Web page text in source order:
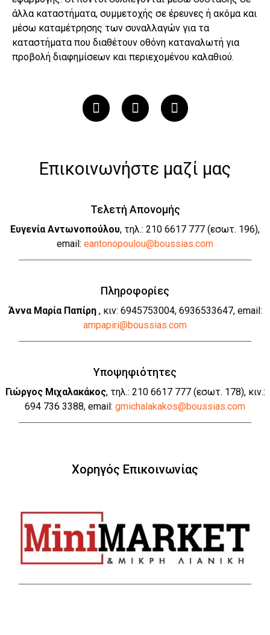
άλλα καταστήματα, συμμετοχής σε έρευνες ή ακόμα και
μέσω καταμέτρησης των συναλλαγών για τα
καταστήματα που διαθέτουν οθόνη καταναλωτή για
προβολή διαφημίσεων και περιεχομένου καλαθιού.
Επικοινωνήστε μαζί μας
Τελετή Απονομής
Ευγενία Αντωνοπούλου, τηλ.: 210 6617 777 (εσωτ. 196),
email: eantonopoulou@boussias.com
Πληροφορίες
Άννα Μαρία Παπίρη , κιν: 6945753004, 6936533647, email:
ampapiri@boussias.com
Υποψηφιότητες
Γιώργος Μιχαλακάκος, τηλ.: 210 6617 777 (εσωτ. 178), κιν.:
694 736 3388, email: gmichalakakos@boussias.com
Χορηγός Επικοινωνίας